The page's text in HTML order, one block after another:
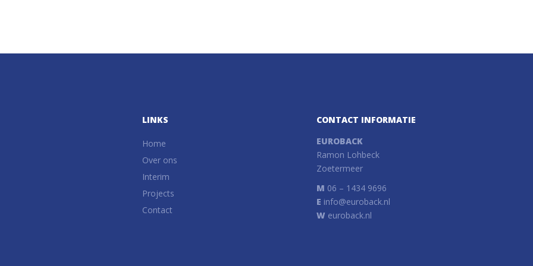
LINKS
Home
Over ons
Interim
Projects
Contact
CONTACT INFORMATIE
EUROBACK
Ramon Lohbeck
Zoetermeer
M 06 – 1434 9696
E info@euroback.nl
W euroback.nl